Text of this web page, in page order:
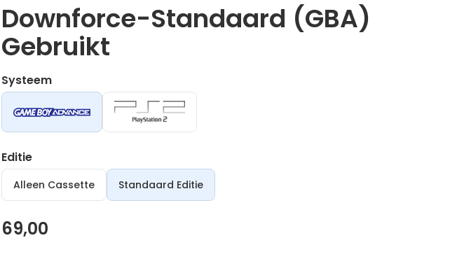
Downforce-Standaard (GBA)
Gebruikt
Systeem
Editie
Alleen Cassette Standaard Editie
69,00